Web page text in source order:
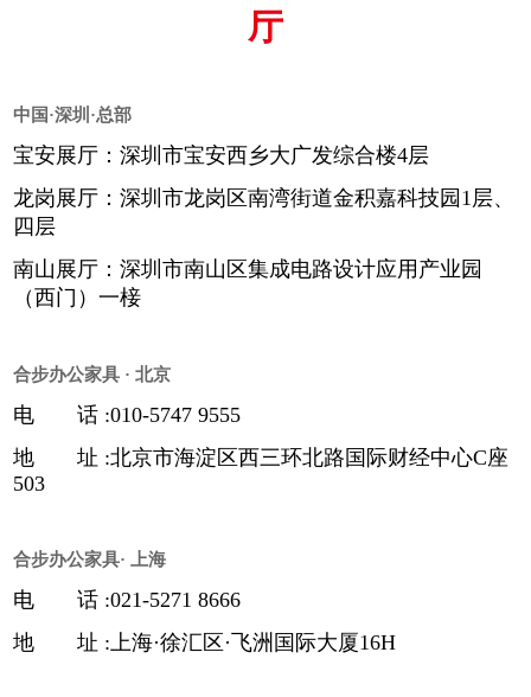
厅
中国·深圳·总部
宝安展厅：深圳市宝安西乡大广发综合楼4层
龙岗展厅：深圳市龙岗区南湾街道金积嘉科技园1层、
四层
南山展厅：深圳市南山区集成电路设计应用产业园
（西门）一椄
合步办公家具 · 北京
电 话 :010-5747 9555
地 址 :北京市海淀区西三环北路国际财经中心C座
503
合步办公家具· 上海
电 话 :021-5271 8666
地 址 :上海·徐汇区·飞洲国际大厦16H